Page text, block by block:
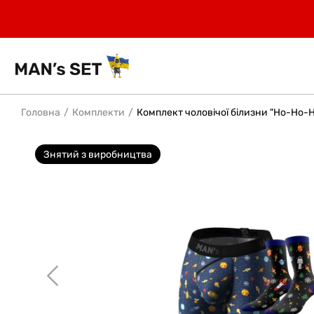
Головна Комплекти Комплект чоловічої білизни "Ho-
Знятий з виробництва